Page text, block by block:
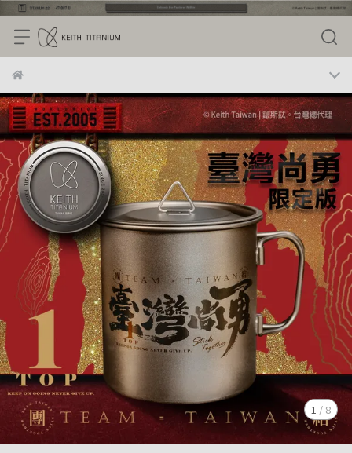
1 / 8